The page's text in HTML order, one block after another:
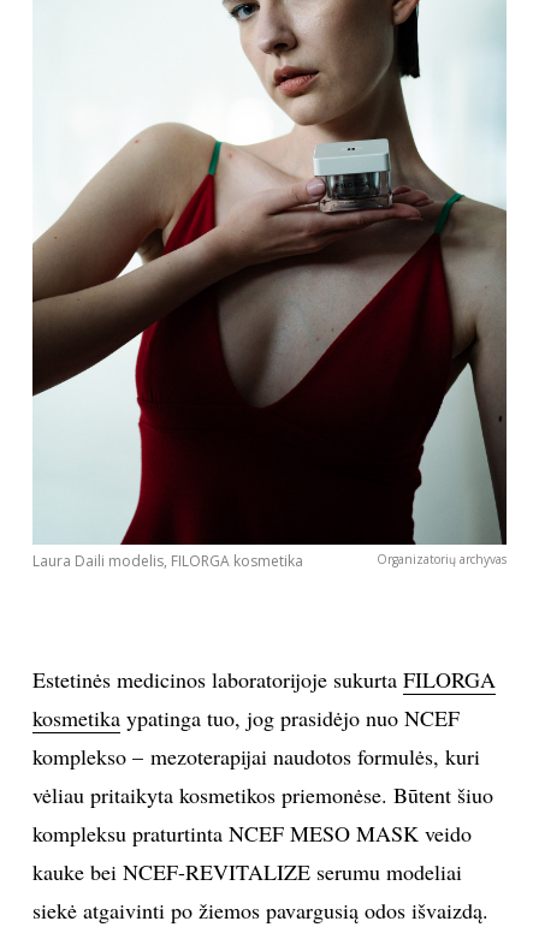
Sekite mus:
PRENUMERUOK
NAUJIENLAIŠKĮ
Prenumeruodami portalą,
Jūs sutinkate su
Laura Daili modelis, FILORGA kosmetika Organizatorių archyvas
Estetinės medicinos laboratorijoje sukurta FILORGA
kosmetikaypatinga tuo, jog prasidėjo nuo NCEF
komplekso – mezoterapijai naudotos formulės, kuri
vėliau pritaikyta kosmetikos priemonėse. Būtent šiuo
kompleksu praturtinta NCEF MESO MASK veido
kauke bei NCEF-REVITALIZE serumu modeliai
siekė atgaivinti po žiemos pavargusią odos išvaizdą.